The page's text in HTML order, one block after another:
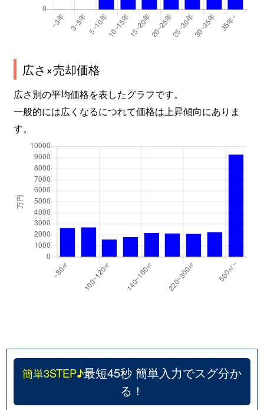
広さ×売却価格
広さ別の平均価格を表したグラフです。
一般的には広くなるにつれて価格は上昇傾向にありま
す。
簡単3STEP♪最短45秒 簡単入力でスグ分か
る！